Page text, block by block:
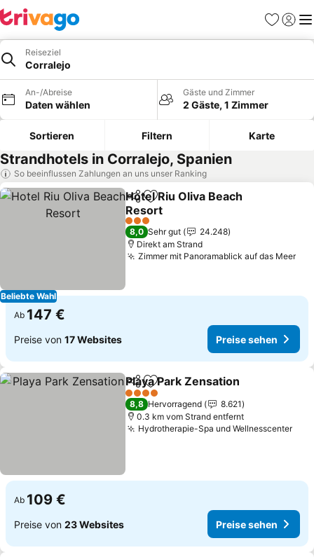
Favoriten
Reiseziel
Corralejo
An-/Abreise
Daten wählen
Gäste und Zimmer
2 Gäste, 1 Zimmer
Sortieren Filtern Karte
Strandhotels in Corralejo, Spanien
So beeinflussen Zahlungen an uns unser Ranking
Beliebte Wahl
TeilenZu Favoriten hinzufügen
Hotel Riu Oliva Beach
Resort
Preise sehen
3 Sterne
8,0 Sehr gut
24.248
Direkt am Strand
Zimmer mit Panoramablick auf das Meer
Ab 147 €
Preise von 17 Websites Preise sehen
TeilenZu Favoriten hinzufügen
Playa Park Zensation
4 Sterne
8,8 Hervorragend
8.621
0.3 km vom Strand entfernt
Hydrotherapie-Spa und Wellnesscenter
Ab 109 €
Preise von 23 Websites Preise sehen